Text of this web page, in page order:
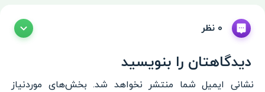
0 نظر
دیدگاهتان را بنویسید
نشانی ایمیل شما منتشر نخواهد شد. بخش‌های موردنیاز